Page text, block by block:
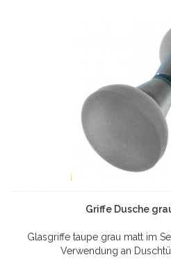
Griffe Dusche
Glasgriffe taupe grau matt im
Verwendung an